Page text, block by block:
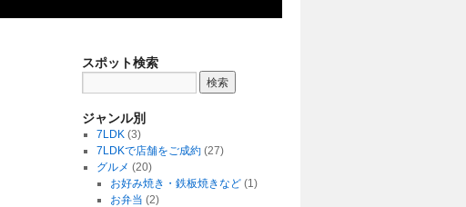
スポット検索
ジャンル別
7LDK(3)
7LDKで店舗をご成約(27)
グルメ (20)
お好み焼き・鉄板焼きなど (1)
お弁当 (2)